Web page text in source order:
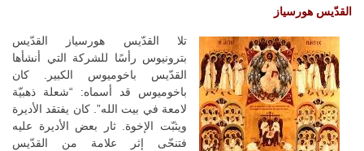
القدّيس هورسياز
تلا القدّيس هورسياز القدّيس
بترونيوس رأسًا للشركة التي أنشأها
القدّيس باخوميوس الكبير. كان
باخوميوس قد أسماه: “شعلة ذهبيّة
لامعة في بيت الله”. كان يفتقد الأديرة
ويثبّت الإخوة. ثار بعض الأديرة عليه
فتنحّى إثر علامة من القدّيس